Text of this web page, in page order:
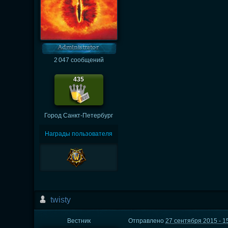
2 047 сообщений
435
Город Санкт-Петербург
Награды пользователя
twisty
Вестник Отправлено27 сентября 2015 -